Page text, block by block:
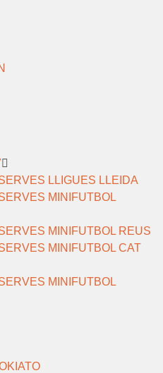
LLIGUES LLEIDA
MINIFUTBOL
MINIFUTBOL REUS
MINIFUTBOL CAT
MINIFUTBOL